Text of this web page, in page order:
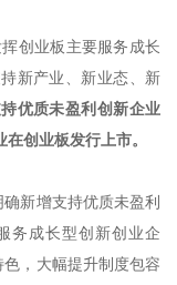
创业板主要服务成长
新产业、新业态、新
优质未盈利创新企业
创业板发行上市。
新增支持优质未盈利
务成长型创新创业企
色，大幅提升制度包容